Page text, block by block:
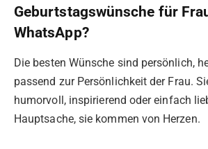
Geburtstagswünsche für
WhatsApp?
Die besten Wünsche sind persönlich,
passend zur Persönlichkeit der Frau.
humorvoll, inspirierend oder einfach
Hauptsache, sie kommen von Herzen.